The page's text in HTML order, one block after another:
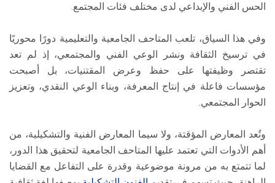
الحس الفني والإبداعي لدى مختلف فئات المجتمع.
وفي هذا السياق، تلعب المتاحف الجامعية والتعليمية دورًا محوريًا
في ترسيخ الثقافة ونشر الوعي الفني والمجتمعي، إذ لم تعد
تقتصر وظيفتها على حفظ وعرض المقتنيات، بل أصبحت
مؤسسات فاعلة في إنتاج المعرفة، وبناء الوعي النقدي، وتعزيز
الحوار المجتمعي.
وتُعد المعارض المؤقتة، ولا سيما المعارض الفنية والتشكيلية، من
أهم الأدوات التي تعتمد عليها المتاحف الجامعية لتحقيق هذا الدور،
لما تتمتع به من مرونة موضوعية وقدرة على التفاعل مع القضايا